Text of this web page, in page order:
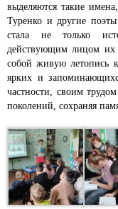
выделяются такие
Туренко и другие
стала не только
действующим лицом их
собой живую летопись
ярких и
частности, своим
поколений, сохраняя